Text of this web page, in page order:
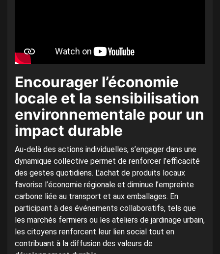
Encourager l’économie
locale et la sensibilisation
environnementale pour un
impact durable
Au-delà des actions individuelles, s’engager dans une
dynamique collective permet de renforcer l’efficacité
des gestes quotidiens. L’achat de produits locaux
favorise l’économie régionale et diminue l’empreinte
carbone liée au transport et aux emballages. En
participant à des événements collaboratifs, tels que
les marchés fermiers ou les ateliers de jardinage urbain,
les citoyens renforcent leur lien social tout en
contribuant à la diffusion des valeurs de